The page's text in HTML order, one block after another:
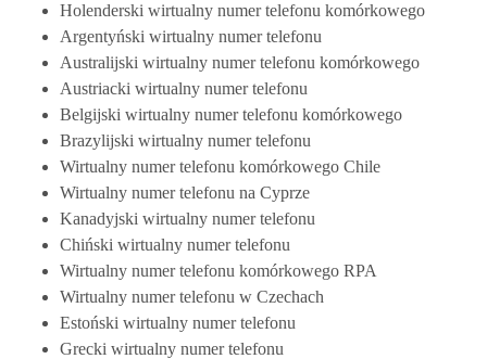
Holenderski wirtualny numer telefonu komórkowego
Argentyński wirtualny numer telefonu
Australijski wirtualny numer telefonu komórkowego
Austriacki wirtualny numer telefonu
Belgijski wirtualny numer telefonu komórkowego
Brazylijski wirtualny numer telefonu
Wirtualny numer telefonu komórkowego Chile
Wirtualny numer telefonu na Cyprze
Kanadyjski wirtualny numer telefonu
Chiński wirtualny numer telefonu
Wirtualny numer telefonu komórkowego RPA
Wirtualny numer telefonu w Czechach
Estoński wirtualny numer telefonu
Grecki wirtualny numer telefonu